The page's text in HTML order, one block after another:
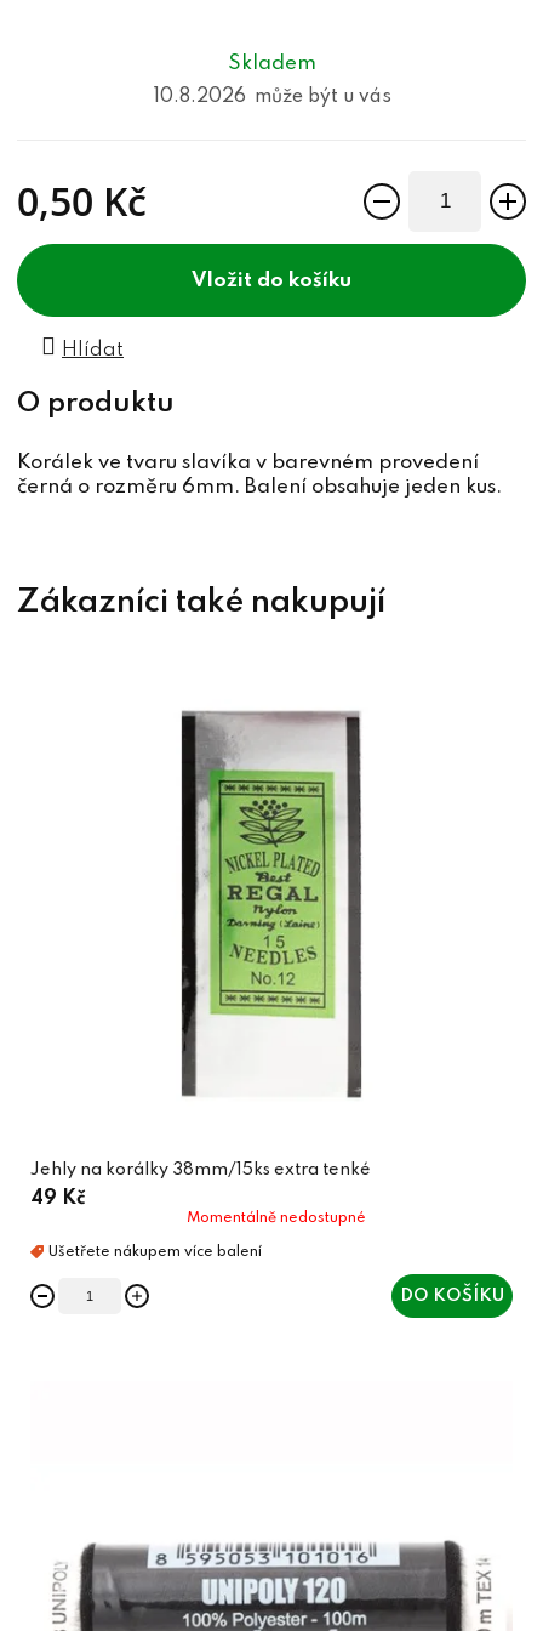
Skladem
10.8.2026
0,50 Kč
do košíku
Hlídat
Korálek ve tvaru slavíka v barevném provedení
černá o rozměru 6mm. Balení obsahuje jeden kus.
Jehly na korálky 38mm/15ks extra tenké
49 Kč
Momentálně nedostupné
DO KOŠÍKU